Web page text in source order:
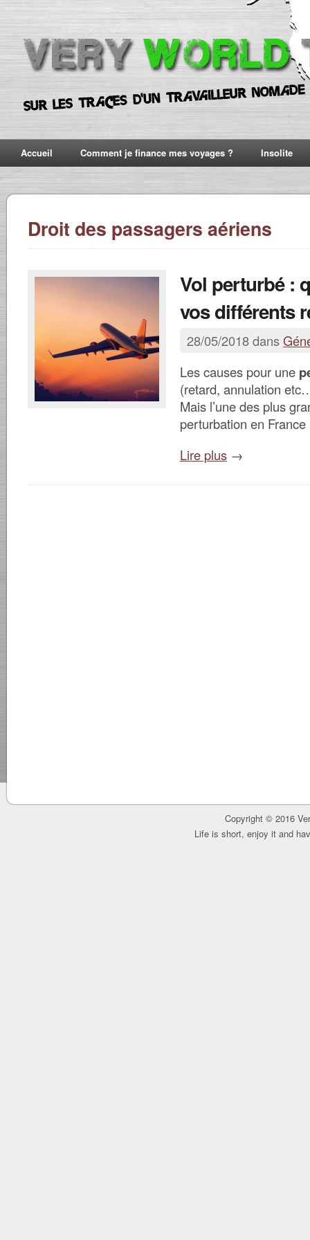
Accueil Comment je finance mes voyages ? Insolite
Droit des passagers aériens
Vol perturbé :
vos différents
28/05/2018 dans
Les causes pour une
(retard, annulation
Mais l’une des plus
perturbation en France
Lire plus →
Copyright © 2016
Life is short, enjoy it and